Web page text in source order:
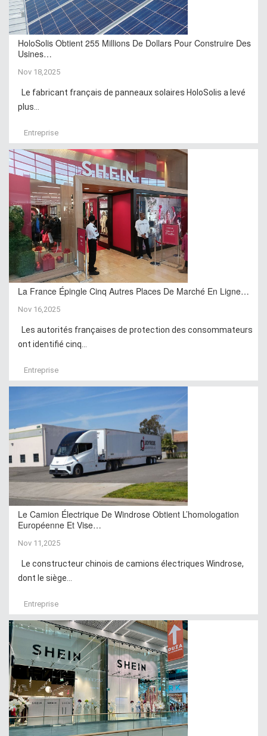
HoloSolis Obtient 255 Millions De Dollars Pour Construire Des
Usines…
Nov 18,2025
Le fabricant français de panneaux solaires HoloSolis a levé
plus...
Entreprise
La France Épingle Cinq Autres Places De Marché En Ligne…
Nov 16,2025
Les autorités françaises de protection des consommateurs
ont identifié cinq...
Entreprise
Le Camion Électrique De Windrose Obtient L’homologation
Européenne Et Vise…
Nov 11,2025
Le constructeur chinois de camions électriques Windrose,
dont le siège...
Entreprise